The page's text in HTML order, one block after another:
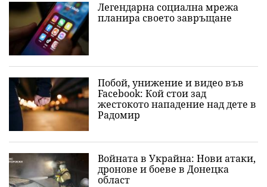
Легендарна социална мрежа
планира своето завръщане
Побой, унижение и видео във
Facebook: Кой стои зад
жестокото нападение над дете в
Радомир
Войната в Украйна: Нови атаки,
дронове и боеве в Донецка
област